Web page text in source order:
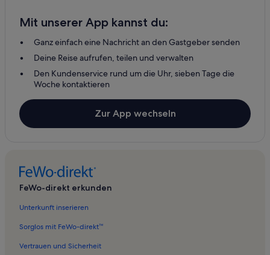
Mit unserer App kannst du:
Ganz einfach eine Nachricht an den Gastgeber senden
Deine Reise aufrufen, teilen und verwalten
Den Kundenservice rund um die Uhr, sieben Tage die
Woche kontaktieren
Zur App wechseln
FeWo-direkt erkunden
Unterkunft inserieren
Sorglos mit FeWo-direkt™
Vertrauen und Sicherheit